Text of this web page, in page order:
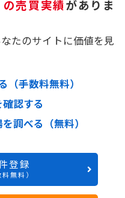
売買実績がありま
たのサイトに価値を見
（手数料無料）
認する
調べる（無料）
登録
無料）